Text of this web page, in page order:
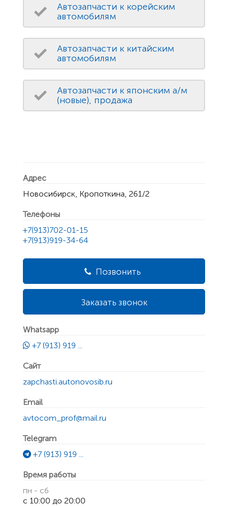
Автозапчасти к корейским
автомобилям
Автозапчасти к китайским
автомобилям
Автозапчасти к японским а/м
(новые), продажа
Адрес
Новосибирск, Кропоткина, 261/2
Телефоны
+7(913)702-01-15
+7(913)919-34-64
Позвонить
Заказать звонок
Whatsapp
+7 (913) 919 ...
Сайт
zapchasti.autonovosib.ru
Email
avtocom_prof@mail.ru
Telegram
+7 (913) 919 ...
Время работы
пн - сб
с 10:00 до 20:00